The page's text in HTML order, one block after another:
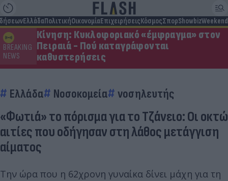
ΕλλάδαΠολιτικήΟικονομίαΕπιχειρήσειςΚόσμοςΣπορShowbizWeekend
BREAKING
NEWS
Κίνηση: Κυκλοφοριακό «έμφραγμα» στον
Πειραιά - Πού καταγράφονται
καθυστερήσεις
Ελλάδα Νοσοκομεία νοσηλευτής
«Φωτιά» το πόρισμα για το Τζάνειο: Οι οκτώ
αιτίες που οδήγησαν στη λάθος μετάγγιση
αίματος
Την ώρα που η 62χρονη γυναίκα δίνει μάχη για τη